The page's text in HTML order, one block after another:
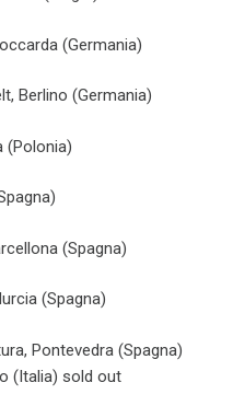
(Germania)
Berlino (Germania)
(Polonia)
(Spagna)
(Spagna)
Pontevedra (Spagna)
(Italia) sold out